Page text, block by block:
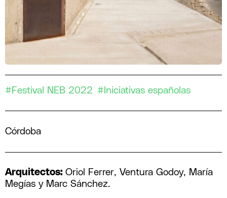
#Festival NEB 2022 #Iniciativas españolas
Córdoba
Arquitectos: Oriol Ferrer, Ventura Godoy, María
Megías y Marc Sánchez.